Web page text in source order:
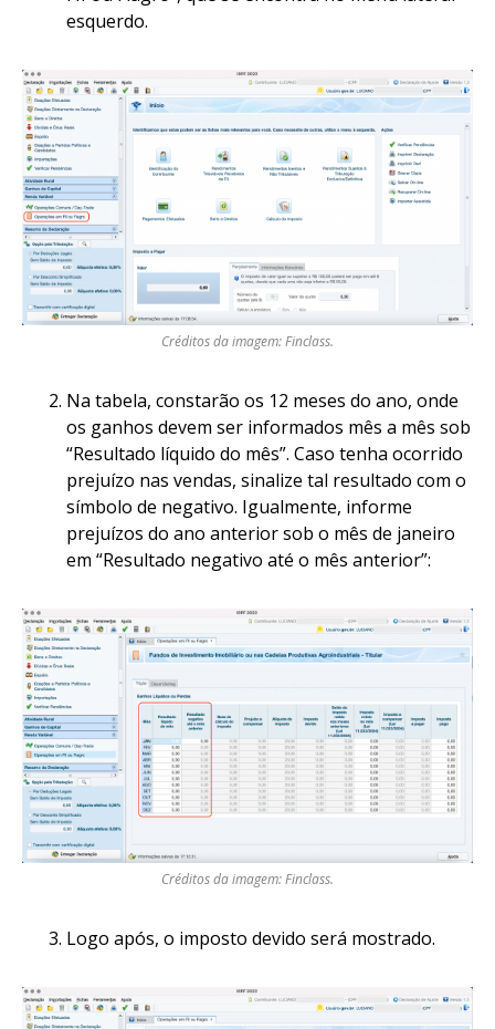
esquerdo.
Créditos da imagem: Finclass.
Na tabela, constarão os 12 meses do ano, onde
os ganhos devem ser informados mês a mês sob
“Resultado líquido do mês”. Caso tenha ocorrido
prejuízo nas vendas, sinalize tal resultado com o
símbolo de negativo. Igualmente, informe
prejuízos do ano anterior sob o mês de janeiro
em “Resultado negativo até o mês anterior”:
Créditos da imagem: Finclass.
Logo após, o imposto devido será mostrado.